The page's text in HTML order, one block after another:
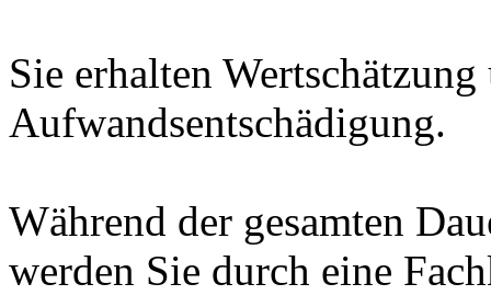
Sie erhalten
Aufwandsentschädigung.
Während der gesamten
werden Sie durch eine